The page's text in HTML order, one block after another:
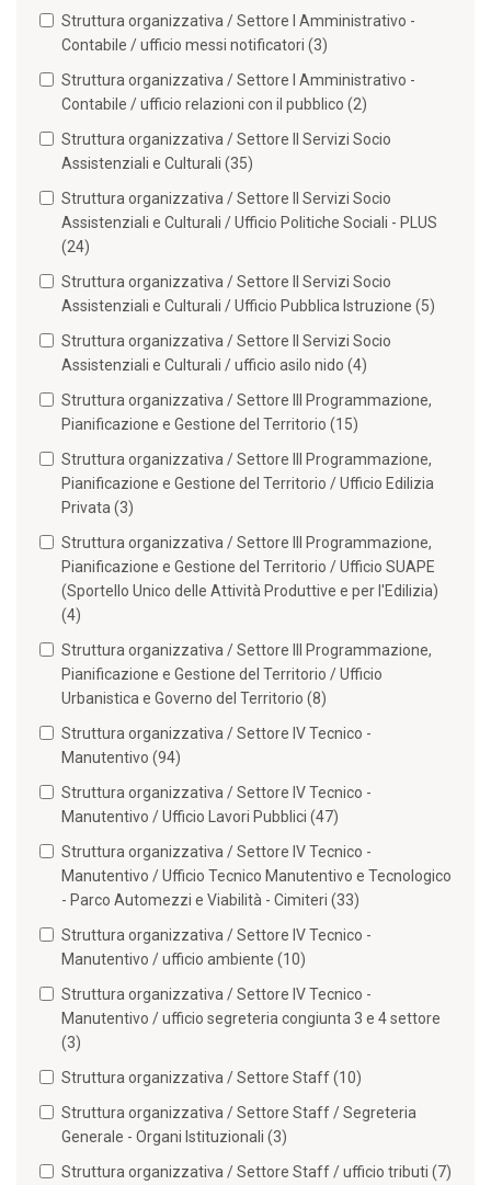
Struttura organizzativa / Settore I Amministrativo -
Contabile / ufficio messi notificatori (3)
Struttura organizzativa / Settore I Amministrativo -
Contabile / ufficio relazioni con il pubblico (2)
Struttura organizzativa / Settore II Servizi Socio
Assistenziali e Culturali (35)
Struttura organizzativa / Settore II Servizi Socio
Assistenziali e Culturali / Ufficio Politiche Sociali - PLUS
(24)
Struttura organizzativa / Settore II Servizi Socio
Assistenziali e Culturali / Ufficio Pubblica Istruzione (5)
Struttura organizzativa / Settore II Servizi Socio
Assistenziali e Culturali / ufficio asilo nido (4)
Struttura organizzativa / Settore III Programmazione,
Pianificazione e Gestione del Territorio (15)
Struttura organizzativa / Settore III Programmazione,
Pianificazione e Gestione del Territorio / Ufficio Edilizia
Privata (3)
Struttura organizzativa / Settore III Programmazione,
Pianificazione e Gestione del Territorio / Ufficio SUAPE
(Sportello Unico delle Attività Produttive e per l'Edilizia)
(4)
Struttura organizzativa / Settore III Programmazione,
Pianificazione e Gestione del Territorio / Ufficio
Urbanistica e Governo del Territorio (8)
Struttura organizzativa / Settore IV Tecnico -
Manutentivo (94)
Struttura organizzativa / Settore IV Tecnico -
Manutentivo / Ufficio Lavori Pubblici (47)
Struttura organizzativa / Settore IV Tecnico -
Manutentivo / Ufficio Tecnico Manutentivo e Tecnologico
- Parco Automezzi e Viabilità - Cimiteri (33)
Struttura organizzativa / Settore IV Tecnico -
Manutentivo / ufficio ambiente (10)
Struttura organizzativa / Settore IV Tecnico -
Manutentivo / ufficio segreteria congiunta 3 e 4 settore
(3)
Struttura organizzativa / Settore Staff (10)
Struttura organizzativa / Settore Staff / Segreteria
Generale - Organi Istituzionali (3)
Struttura organizzativa / Settore Staff / ufficio tributi (7)